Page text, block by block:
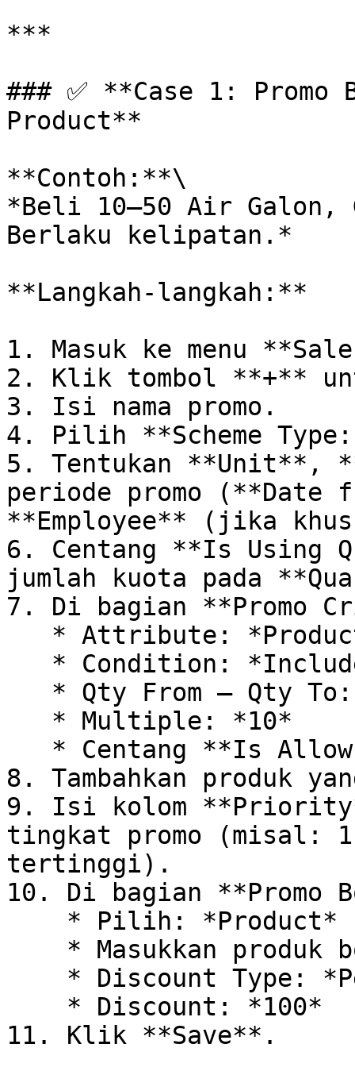
***
### ✅ **Case 1: Promo
Product**
**Contoh:**\
*Beli 10–50 Air Galon,
Berlaku kelipatan.*
**Langkah-langkah:**
1. Masuk ke menu
2. Klik tombol **+**
3. Isi nama promo.
4. Pilih **Scheme
5. Tentukan **Unit**,
periode promo (**Date
**Employee** (jika
6. Centang **Is Using
jumlah kuota pada
7. Di bagian **Promo
8. Tambahkan produk
9. Isi kolom
tingkat promo (misal:
tertinggi).
10. Di bagian **Promo
11. Klik **Save**.